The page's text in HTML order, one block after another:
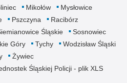
Mikołów
Mysłowice
Pszczyna
Racibórz
Śląskie
Sosnowiec
Góry Tychy
Wodzisław Śląski
Żywiec
Śląskiej Policji - plik XLS